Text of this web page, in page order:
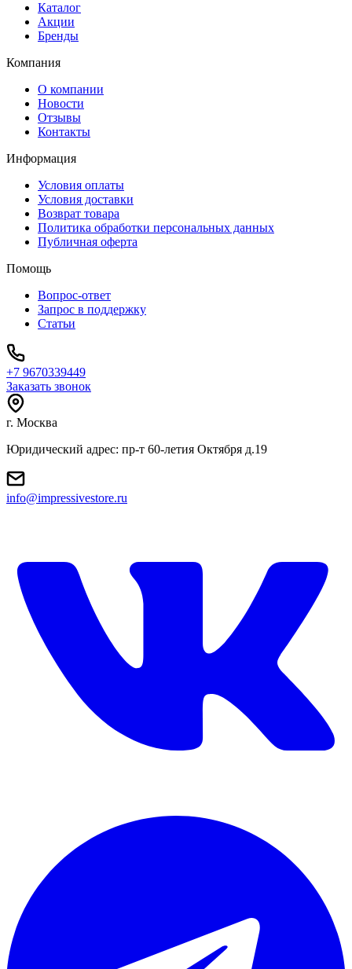
Каталог
Акции
Бренды
Компания
О компании
Новости
Отзывы
Контакты
Информация
Условия оплаты
Условия доставки
Возврат товара
Политика обработки персональных данных
Публичная оферта
Помощь
Вопрос-ответ
Запрос в поддержку
Статьи
+7 9670339449
Заказать звонок
г. Москва
Юридический адрес: пр-т 60-летия Октября д.19
info@impressivestore.ru